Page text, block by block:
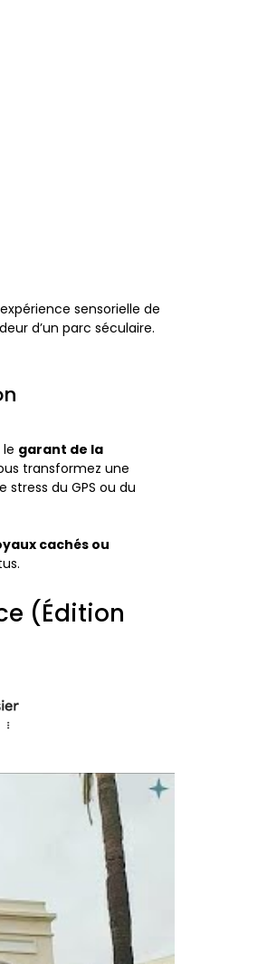
sensorielle de
d’un parc séculaire.
garant de la
transformez une
du GPS ou du
cachés ou
(Édition